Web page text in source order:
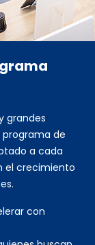
grandes
de
a cada
el crecimiento
con